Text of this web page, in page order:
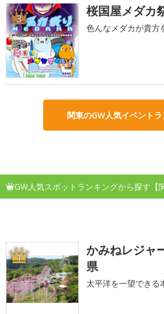
3 桜国屋メダカ
色んなメダカが貴方
関東のGW人気イベント
GW人気スポットランキングから探す【
1
かみねレジャ
県
太平洋を一望できる